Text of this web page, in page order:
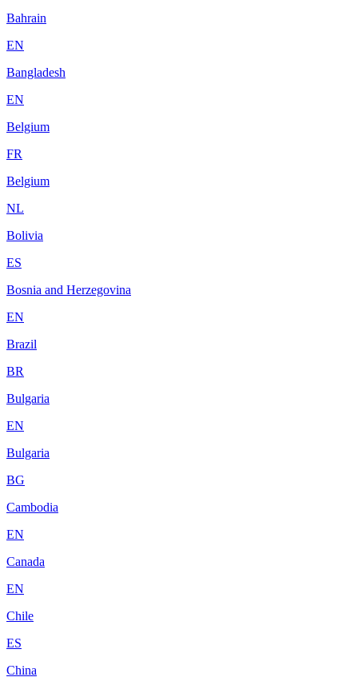
Bahrain
EN
Bangladesh
EN
Belgium
FR
Belgium
NL
Bolivia
ES
Bosnia and Herzegovina
EN
Brazil
BR
Bulgaria
EN
Bulgaria
BG
Cambodia
EN
Canada
EN
Chile
ES
China